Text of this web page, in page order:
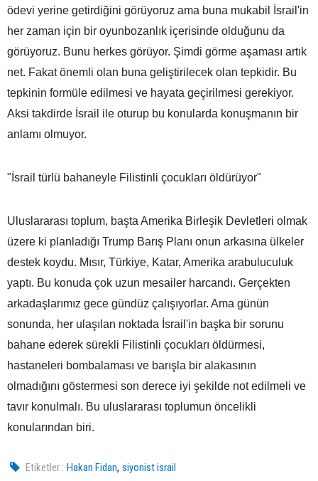
ödevi yerine getirdiğini görüyoruz ama buna mukabil İsrail'in
her zaman için bir oyunbozanlık içerisinde olduğunu da
görüyoruz. Bunu herkes görüyor. Şimdi görme aşaması artık
net. Fakat önemli olan buna geliştirilecek olan tepkidir. Bu
tepkinin formüle edilmesi ve hayata geçirilmesi gerekiyor.
Aksi takdirde İsrail ile oturup bu konularda konuşmanın bir
anlamı olmuyor.
"İsrail türlü bahaneyle Filistinli çocukları öldürüyor"
Uluslararası toplum, başta Amerika Birleşik Devletleri olmak
üzere ki planladığı Trump Barış Planı onun arkasına ülkeler
destek koydu. Mısır, Türkiye, Katar, Amerika arabuluculuk
yaptı. Bu konuda çok uzun mesailer harcandı. Gerçekten
arkadaşlarımız gece gündüz çalışıyorlar. Ama günün
sonunda, her ulaşılan noktada İsrail'in başka bir sorunu
bahane ederek sürekli Filistinli çocukları öldürmesi,
hastaneleri bombalaması ve barışla bir alakasının
olmadığını göstermesi son derece iyi şekilde not edilmeli ve
tavır konulmalı. Bu uluslararası toplumun öncelikli
konularından biri.
Etiketler : Hakan Fidan,siyonist israil